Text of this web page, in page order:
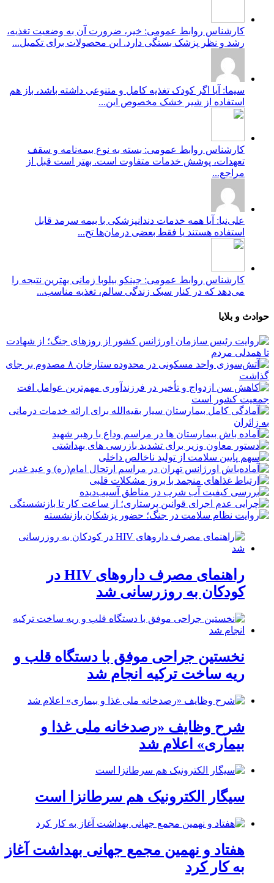
کارشناس روابط عمومی: خیر، ضرورت آن به وضعیت تغذیه،
رشد و نظر پزشک بستگی دارد. این محصولات برای تکمیل...
سیما: آیا اگر کودک تغذیه کامل و متنوعی داشته باشد، باز هم
استفاده از شیر خشک مخصوص این...
کارشناس روابط عمومی: بسته به نوع بیمه‌نامه و سقف
تعهدات، پوشش خدمات متفاوت است. بهتر است قبل از
مراجع...
علی‌نیا: آیا همه خدمات دندانپزشکی با بیمه سرمد قابل
استفاده هستند یا فقط بعضی درمان‌ها تح...
کارشناس روابط عمومی: جینکو بیلوبا زمانی بهترین نتیجه را
می‌دهد که در کنار سبک زندگی سالم، تغذیه مناسب...
حوادث و بلایا
راهنمای مصرف داروهای HIV در
کودکان به روزرسانی شد
نخستین جراحی موفق با دستگاه قلب و
ریه ساخت ترکیه انجام شد
شرح وظایف «رصدخانه ملی غذا و
بیماری» اعلام شد
سیگار الکترونیک هم سرطانزا است
هفتاد و نهمین مجمع جهانی بهداشت آغاز
به کار کرد